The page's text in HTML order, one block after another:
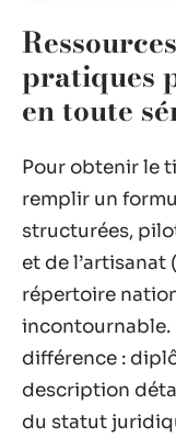
pratiques
en toute
Pour obtenir le
remplir un
structurées,
et de l’artisanat
répertoire
incontournable.
différence :
description
du statut